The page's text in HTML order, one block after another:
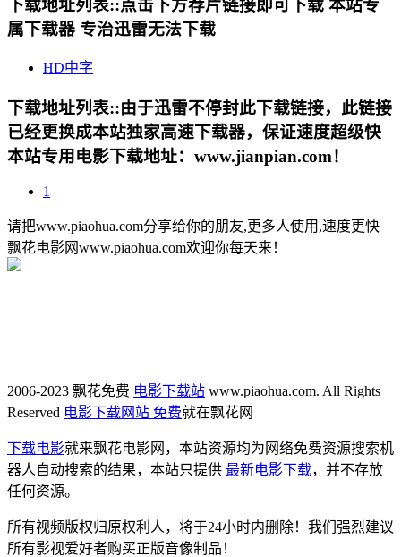
下载地址列表::点击下方荐片链接即可下载 本站专
属下载器 专治迅雷无法下载
HD中字
下载地址列表::由于迅雷不停封此下载链接，此链接
已经更换成本站独家高速下载器，保证速度超级快
本站专用电影下载地址：www.jianpian.com！
1
请把www.piaohua.com分享给你的朋友,更多人使用,速度更快
飘花电影网www.piaohua.com欢迎你每天来！
2006-2023 飘花免费 电影下载站 www.piaohua.com. All Rights
Reserved 电影下载网站 免费就在飘花网
下载电影就来飘花电影网，本站资源均为网络免费资源搜索机
器人自动搜索的结果，本站只提供 最新电影下载，并不存放
任何资源。
所有视频版权归原权利人，将于24小时内删除！我们强烈建议
所有影视爱好者购买正版音像制品！